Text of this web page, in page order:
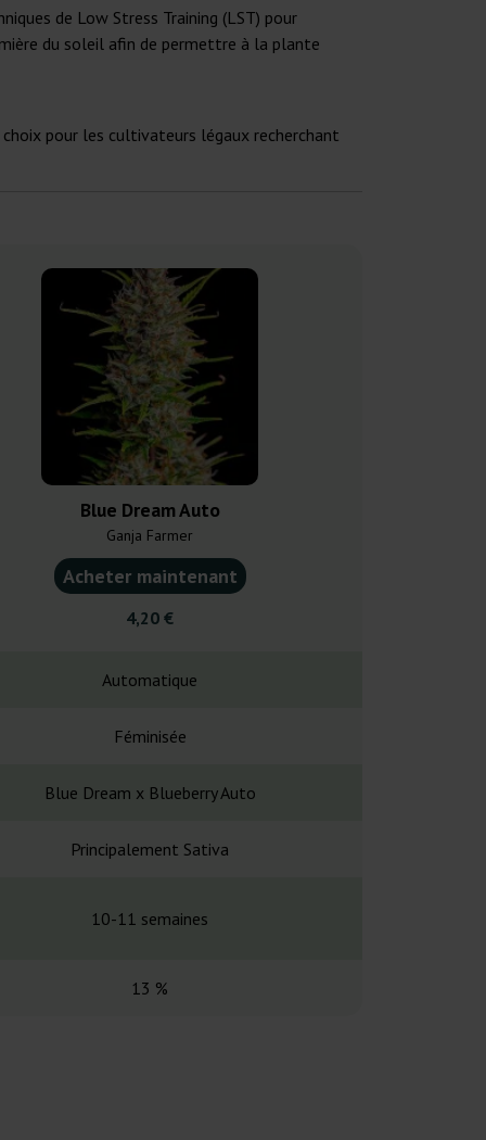
de Low Stress Training (LST) pour
du soleil afin de permettre à la plante
pour les cultivateurs légaux recherchant
Blue Dream Auto
Ganja Farmer
Acheter maintenant
4,20 €
Automatique
Féminisée
Blue Dream x Blueberry Auto
Principalement Sativa
10-11 semaines
13 %